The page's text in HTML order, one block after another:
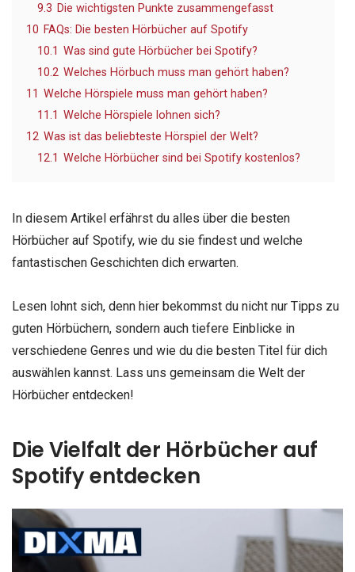
9.3 Die wichtigsten Punkte zusammengefasst
10 FAQs: Die besten Hörbücher auf Spotify
10.1 Was sind gute Hörbücher bei Spotify?
10.2 Welches Hörbuch muss man gehört haben?
11 Welche Hörspiele muss man gehört haben?
11.1 Welche Hörspiele lohnen sich?
12 Was ist das beliebteste Hörspiel der Welt?
12.1 Welche Hörbücher sind bei Spotify kostenlos?
In diesem Artikel erfährst du alles über die besten
Hörbücher auf Spotify, wie du sie findest und welche
fantastischen Geschichten dich erwarten.
Lesen lohnt sich, denn hier bekommst du nicht nur Tipps zu
guten Hörbüchern, sondern auch tiefere Einblicke in
verschiedene Genres und wie du die besten Titel für dich
auswählen kannst. Lass uns gemeinsam die Welt der
Hörbücher entdecken!
Die Vielfalt der Hörbücher auf
Spotify entdecken